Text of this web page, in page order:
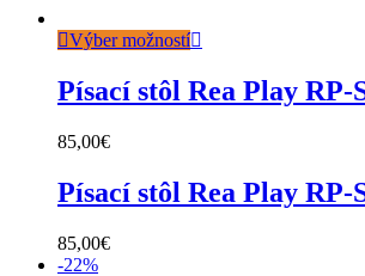
Výber možností
Písací stôl Rea Play RP-
85,00€
Písací stôl Rea Play RP-
85,00€
-22%